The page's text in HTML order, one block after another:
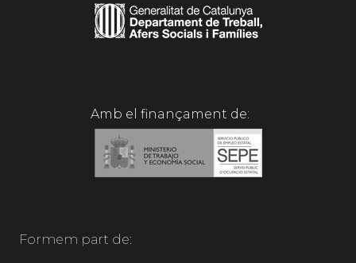
Amb el finançament de:
Formem part de: